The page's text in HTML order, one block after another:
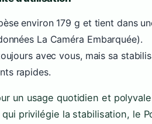
environ 179 g et tient dans
La Caméra Embarquée).
avec vous, mais sa
rapides.
un usage quotidien et
privilégie la stabilisation, le